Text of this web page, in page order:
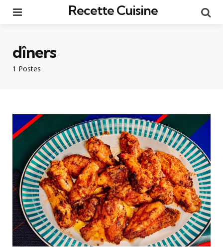
Recette Cuisine
1 Postes
dîners